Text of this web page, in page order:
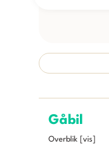
Gåbil
Overblik [vis]